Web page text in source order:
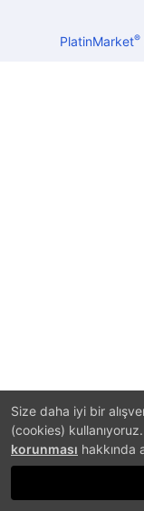
Size daha iyi bir
(cookies)
korunması hakkında
PlatinMarket®